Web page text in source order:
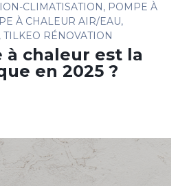
CLIMATISATION , POMPE À
À CHALEUR AIR/EAU,
, TILKEO RÉNOVATION
à chaleur est la
en 2025 ?